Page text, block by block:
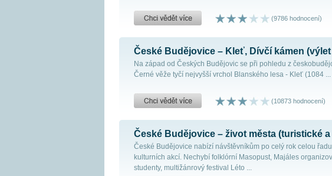
(9786 hodnocení)
České Budějovice – Kleť, Dívčí kámen
Na západ od Českých Budějovic se při pohledu z
Černé věže tyčí nejvyšší vrchol Blanského lesa - Kleť (1084 ...
(10873 hodnocení)
České Budějovice – život města (turistické
České Budějovice nabízí návštěvníkům po celý rok celou řadu
kulturních akcí. Nechybí folklórní Masopust, Majáles
studenty, multižánrový festival Léto ...